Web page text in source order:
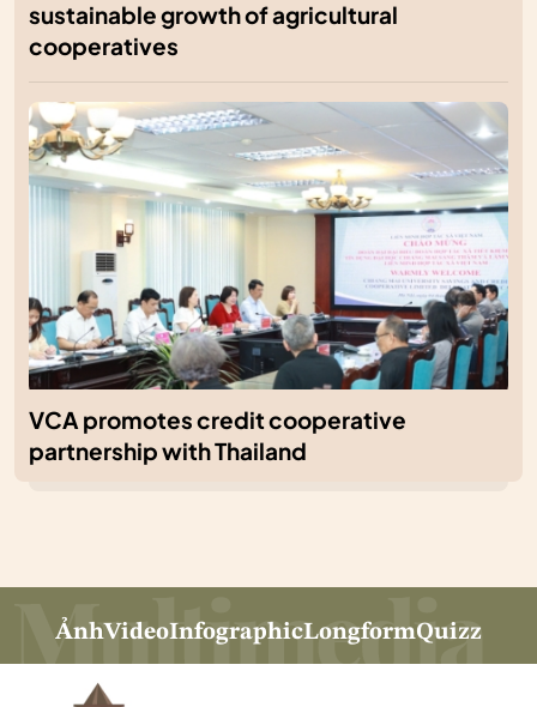
sustainable growth of agricultural
cooperatives
VCA promotes credit cooperative
partnership with Thailand
ẢnhVideoInfographicLongformQuizz